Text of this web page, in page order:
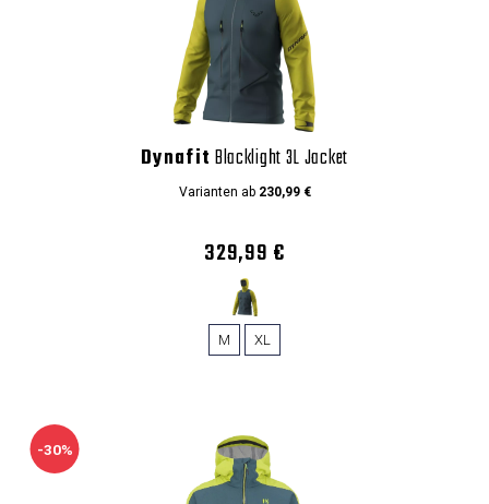
Dynafit Blacklight 3L Jacket
Varianten ab230,99 €
329,99 €
M XL
-30%